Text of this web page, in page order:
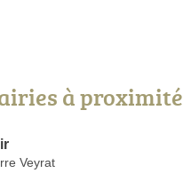
à proximité
Veyrat